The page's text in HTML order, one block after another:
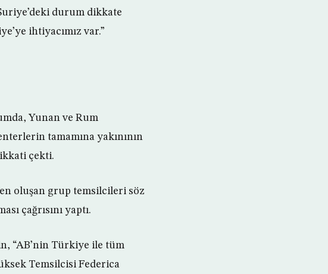
durum dikkate
ihtiyacımız var.”
Yunan ve Rum
tamamına yakınının
çekti.
oluşan grup temsilcileri söz
çağrısını yaptı.
“AB’nin Türkiye ile tüm
Temsilcisi Federica